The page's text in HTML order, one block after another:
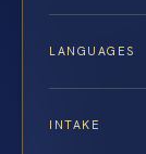
LANGUAGES
INTAKE